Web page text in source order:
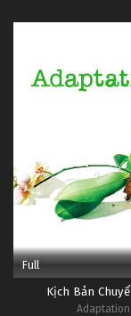
Full
Kịch Bản
Adaptation